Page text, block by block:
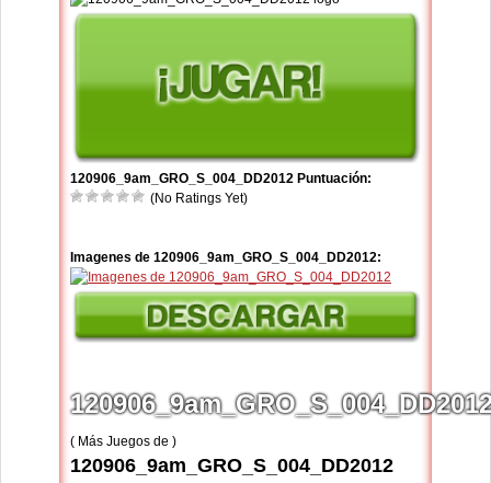
120906_9am_GRO_S_004_DD2012 Puntuación:
(No Ratings Yet)
Imagenes de 120906_9am_GRO_S_004_DD2012:
( Más Juegos de )
120906_9am_GRO_S_004_DD2012